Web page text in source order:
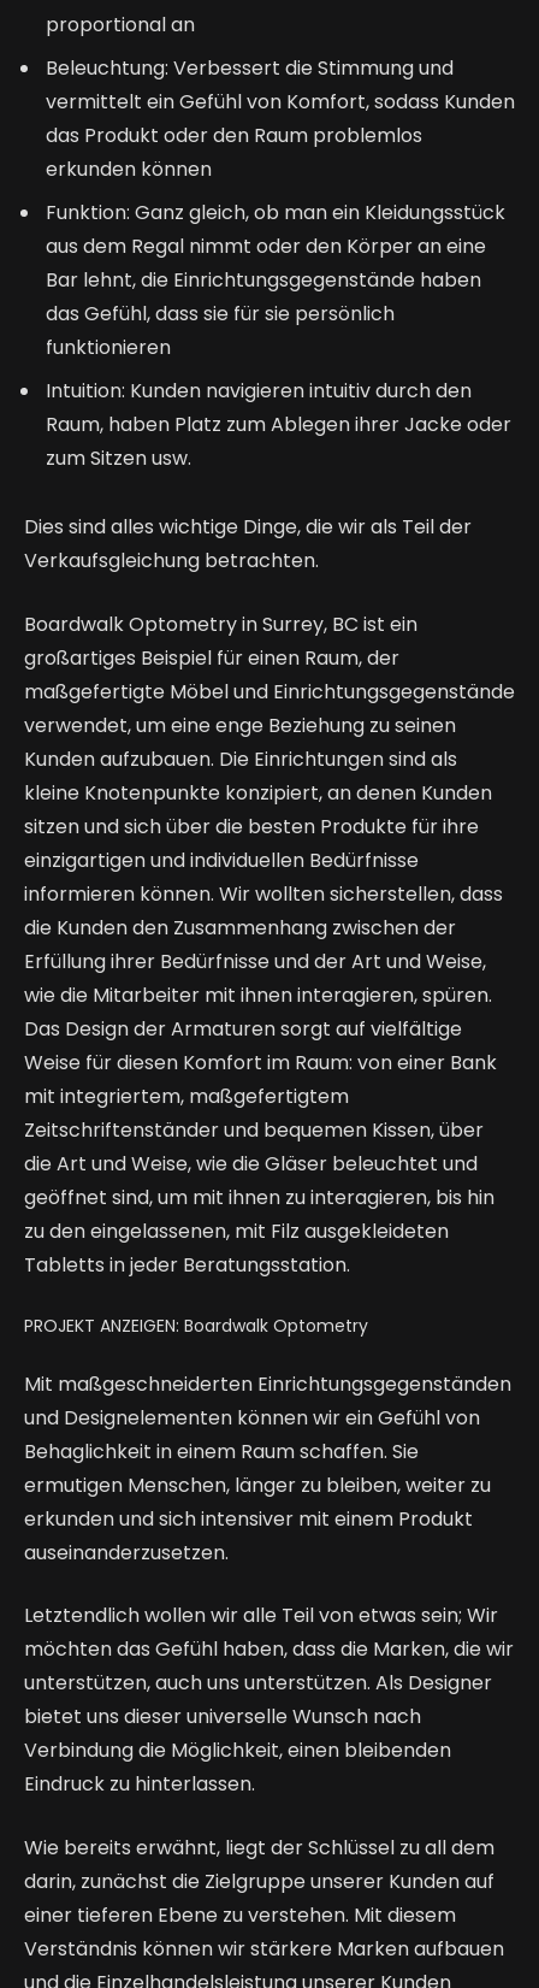
proportional an
Beleuchtung: Verbessert die Stimmung und
vermittelt ein Gefühl von Komfort, sodass Kunden
das Produkt oder den Raum problemlos
erkunden können
Funktion: Ganz gleich, ob man ein Kleidungsstück
aus dem Regal nimmt oder den Körper an eine
Bar lehnt, die Einrichtungsgegenstände haben
das Gefühl, dass sie für sie persönlich
funktionieren
Intuition: Kunden navigieren intuitiv durch den
Raum, haben Platz zum Ablegen ihrer Jacke oder
zum Sitzen usw.
Dies sind alles wichtige Dinge, die wir als Teil der
Verkaufsgleichung betrachten.
Boardwalk Optometry in Surrey, BC ist ein
großartiges Beispiel für einen Raum, der
maßgefertigte Möbel und Einrichtungsgegenstände
verwendet, um eine enge Beziehung zu seinen
Kunden aufzubauen. Die Einrichtungen sind als
kleine Knotenpunkte konzipiert, an denen Kunden
sitzen und sich über die besten Produkte für ihre
einzigartigen und individuellen Bedürfnisse
informieren können. Wir wollten sicherstellen, dass
die Kunden den Zusammenhang zwischen der
Erfüllung ihrer Bedürfnisse und der Art und Weise,
wie die Mitarbeiter mit ihnen interagieren, spüren.
Das Design der Armaturen sorgt auf vielfältige
Weise für diesen Komfort im Raum: von einer Bank
mit integriertem, maßgefertigtem
Zeitschriftenständer und bequemen Kissen, über
die Art und Weise, wie die Gläser beleuchtet und
geöffnet sind, um mit ihnen zu interagieren, bis hin
zu den eingelassenen, mit Filz ausgekleideten
Tabletts in jeder Beratungsstation.
PROJEKT ANZEIGEN: Boardwalk Optometry
Mit maßgeschneiderten Einrichtungsgegenständen
und Designelementen können wir ein Gefühl von
Behaglichkeit in einem Raum schaffen. Sie
ermutigen Menschen, länger zu bleiben, weiter zu
erkunden und sich intensiver mit einem Produkt
auseinanderzusetzen.
Letztendlich wollen wir alle Teil von etwas sein; Wir
möchten das Gefühl haben, dass die Marken, die wir
unterstützen, auch uns unterstützen. Als Designer
bietet uns dieser universelle Wunsch nach
Verbindung die Möglichkeit, einen bleibenden
Eindruck zu hinterlassen.
Wie bereits erwähnt, liegt der Schlüssel zu all dem
darin, zunächst die Zielgruppe unserer Kunden auf
einer tieferen Ebene zu verstehen. Mit diesem
Verständnis können wir stärkere Marken aufbauen